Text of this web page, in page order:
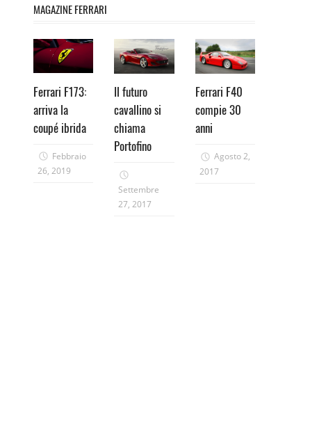
MAGAZINE FERRARI
Ferrari F173:
arriva la
coupé ibrida
Febbraio
26, 2019
Il futuro
cavallino si
chiama
Portofino
Settembre
27, 2017
Ferrari F40
compie 30
anni
Agosto 2,
2017